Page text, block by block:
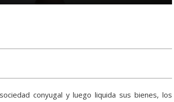
conyugal y luego liquida sus bienes, los